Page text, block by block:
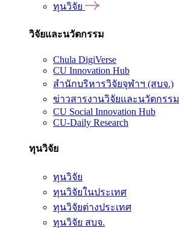
ทุนวิจัย
วิจัยและนวัตกรรม
Chula DigiVerse
CU Innovation Hub
สำนักบริหารวิจัยจุฬาฯ (สบจ.)
ข่าวสารงานวิจัยและนวัตกรรม
CU Social Innovation Hub
CU-Daily Research
ทุนวิจัย
ทุนวิจัย
ทุนวิจัยในประเทศ
ทุนวิจัยต่างประเทศ
ทุนวิจัย สบจ.